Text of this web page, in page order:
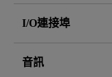
I/O連接埠
音訊